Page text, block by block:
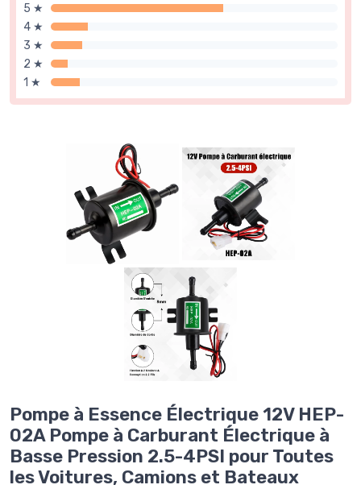
5 ★
4 ★
3 ★
2 ★
1 ★
Pompe à Essence Électrique 12V HEP-
02A Pompe à Carburant Électrique à
Basse Pression 2.5-4PSI pour Toutes
les Voitures, Camions et Bateaux